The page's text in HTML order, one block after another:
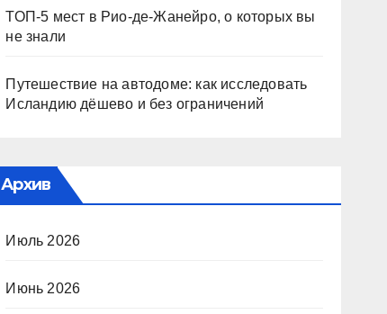
ТОП-5 мест в Рио-де-Жанейро, о которых вы
не знали
Путешествие на автодоме: как исследовать
Исландию дёшево и без ограничений
Архив
Июль 2026
Июнь 2026